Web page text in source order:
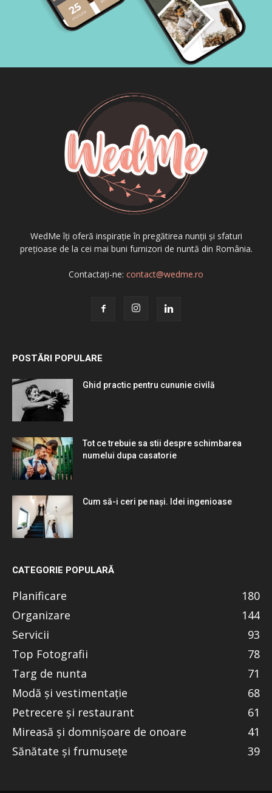
WedMe îți oferă inspirație în pregătirea nunții și sfaturi
prețioase de la cei mai buni furnizori de nuntă din România.
Contactați-ne: contact@wedme.ro
POSTĂRI POPULARE
Ghid practic pentru cununie civilă
Tot ce trebuie sa stii despre schimbarea
numelui dupa casatorie
Cum să-i ceri pe nași. Idei ingenioase
CATEGORIE POPULARĂ
Planificare
180
Organizare
144
Servicii
93
Top Fotografii
78
Targ de nunta
71
Modă și vestimentație
68
Petrecere și restaurant
61
Mireasă și domnișoare de onoare
41
Sănătate și frumusețe
39